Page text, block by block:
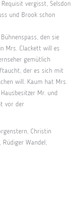
vergisst, Selsdon
und Brook schon
den sie
Mrs. Clackett will es
gemütlich
der es sich mit
will. Kaum hat Mrs.
Mr. und
vor der
Christin
Rüdiger Wandel,